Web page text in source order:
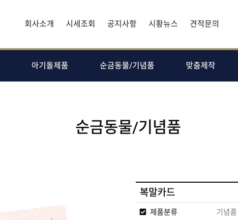
회사소개 시세조회 공지사항 시황뉴스 견적문의
아기돌제품 순금동물/기념품 맞춤제작
순금동물/기념품
복말카드
제품분류 기념품